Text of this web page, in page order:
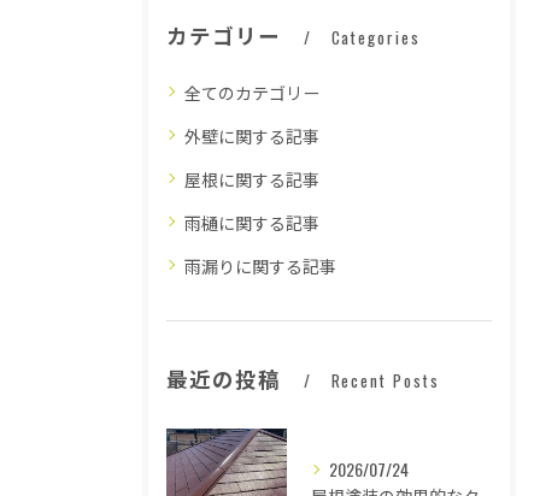
カテゴリー Categories
全てのカテゴリー
外壁に関する記事
屋根に関する記事
雨樋に関する記事
雨漏りに関する記事
最近の投稿 Recent Posts
2026/07/24